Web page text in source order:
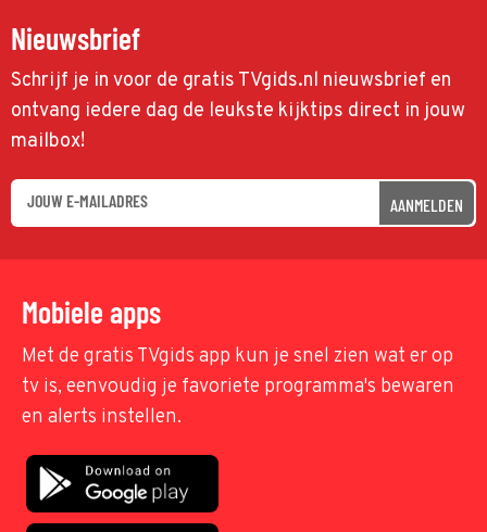
Nieuwsbrief
Schrijf je in voor de gratis TVgids.nl nieuwsbrief en
ontvang iedere dag de leukste kijktips direct in jouw
mailbox!
AANMELDEN
Mobiele apps
Met de gratis TVgids app kun je snel zien wat er op
tv is, eenvoudig je favoriete programma's bewaren
en alerts instellen.